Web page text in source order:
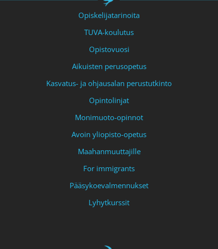
Opiskelijatarinoita
TUVA-koulutus
Opistovuosi
Aikuisten perusopetus
Kasvatus- ja ohjausalan perustutkinto
Opintolinjat
Monimuoto-opinnot
Avoin yliopisto-opetus
Maahanmuuttajille
For immigrants
Pääsykoevalmennukset
Lyhytkurssit